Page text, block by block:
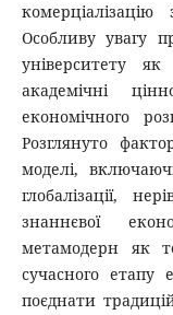
Особливу увагу
університету як
академічні
економічного
Розглянуто
моделі,
глобалізації,
знаннєвої
метамодерн як
сучасного етапу
поєднати